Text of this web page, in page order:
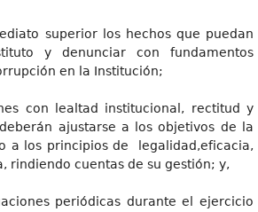
superior los hechos que puedan
y denunciar con fundamentos
en la Institución;
con lealtad institucional, rectitud y
ajustarse a los objetivos de la
a los principios de legalidad,eficacia,
rindiendo cuentas de su gestión; y,
periódicas durante el ejercicio